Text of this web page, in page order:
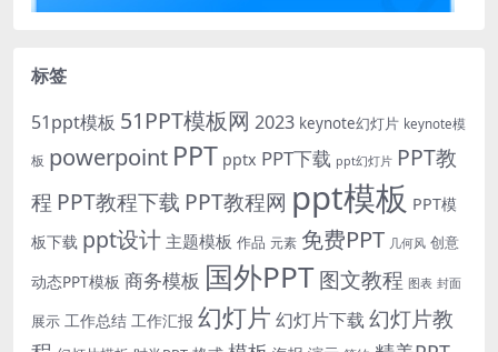
标签
51ppt模板 51PPT模板网 2023 keynote幻灯片 keynote模
板 powerpoint PPT pptx PPT下载 ppt幻灯片 PPT教
程 PPT教程下载 PPT教程网 ppt模板 PPT模
板下载 ppt设计 主题模板 作品 元素 免费PPT 几何风 创意
动态PPT模板 商务模板 国外PPT图文教程 图表 封面
展示 工作总结 工作汇报 幻灯片 幻灯片下载 幻灯片教